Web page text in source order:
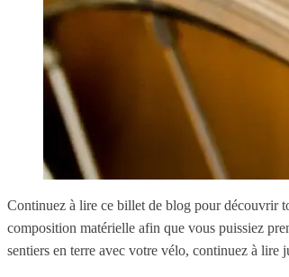
Continuez à lire ce billet de blog pour découvrir
composition matérielle afin que vous puissiez
sentiers en terre avec votre vélo, continuez à lire